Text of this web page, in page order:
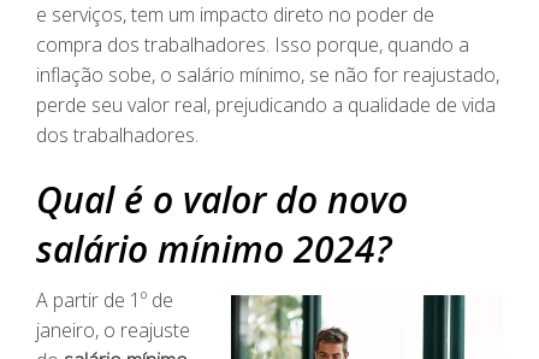
e serviços, tem um impacto direto no poder de
compra dos trabalhadores. Isso porque, quando a
inflação sobe, o salário mínimo, se não for reajustado,
perde seu valor real, prejudicando a qualidade de vida
dos trabalhadores.
Qual é o valor do novo
salário mínimo 2024?
A partir de 1º de
janeiro, o reajuste